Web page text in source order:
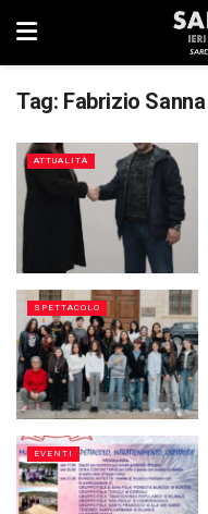
Tag: Fabrizio Sanna
ATTUALITÀ
SPETTACOLO
EVENTI